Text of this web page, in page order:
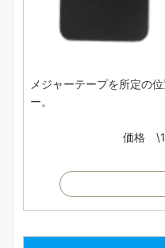
メジャーテープを所定の
ー。
価格